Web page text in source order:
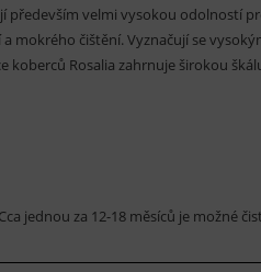
především velmi vysokou odolností
mokrého čištění. Vyznačují se
Rosalia zahrnuje širokou
jednou za 12-18 měsíců je možné